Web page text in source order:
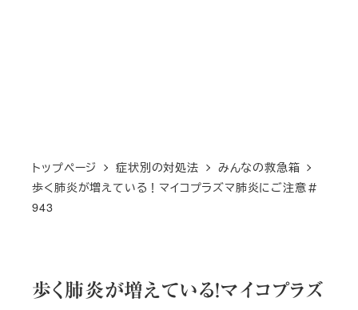
トップページ 症状別の対処法
みんなの救急箱
歩く肺炎が増えている！マイコプラズマ肺炎にご注意＃
943
歩く肺炎が増えている！マイコプラズ